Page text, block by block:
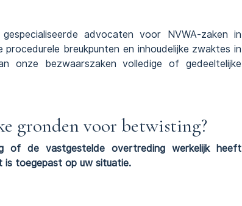
advocaten voor NVWA-zaken in
breukpunten en inhoudelijke zwaktes in
onze bezwaarszaken volledige of gedeeltelijke
gronden voor betwisting?
of de vastgestelde overtreding werkelijk heeft
is toegepast op uw situatie.